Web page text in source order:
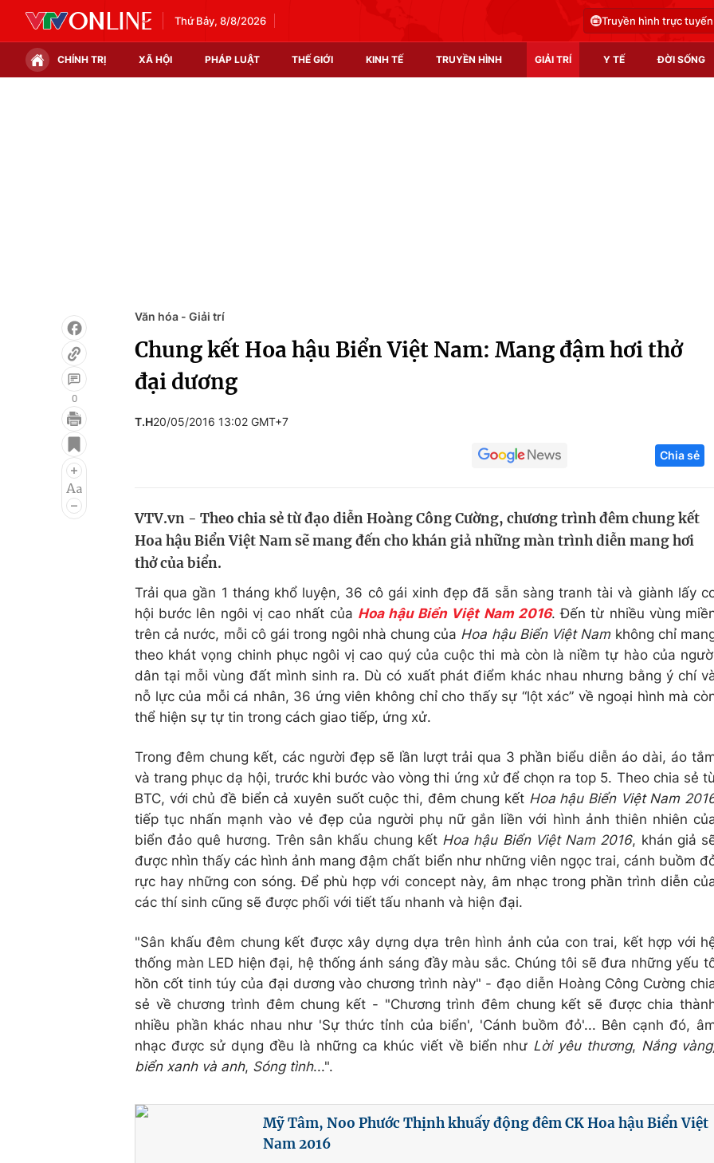
Thứ Bảy, 8/8/2026 Truyền hình trực tuyến
CHÍNH TRỊ XÃ HỘI PHÁP LUẬT THẾ GIỚI KINH TẾ TRUYỀN HÌNH GIẢI TRÍ Y TẾ ĐỜI SỐNG
Infographic
Điện ảnh
Âm nhạc
Chất lượng cuộc sống
Tuyển sinh
Hitech Công
Thị trường
0
Văn hóa - Giải trí
Chung kết Hoa hậu Biển Việt Nam: Mang đậm hơi thở
đại dương
T.H20/05/2016 13:02 GMT+7
Chia sẻ
VTV.vn - Theo chia sẻ từ đạo diễn Hoàng Công Cường, chương trình đêm chung kết
Hoa hậu Biển Việt Nam sẽ mang đến cho khán giả những màn trình diễn mang hơi
thở của biển.
Trải qua gần 1 tháng khổ luyện, 36 cô gái xinh đẹp đã sẵn sàng tranh tài và giành lấy
hội bước lên ngôi vị cao nhất của Hoa hậu Biển Việt Nam 2016. Đến từ nhiều vùng
trên cả nước, mỗi cô gái trong ngôi nhà chung của Hoa hậu Biển Việt Namkhông chỉ
theo khát vọng chinh phục ngôi vị cao quý của cuộc thi mà còn là niềm tự hào của
dân tại mỗi vùng đất mình sinh ra. Dù có xuất phát điểm khác nhau nhưng bằng ý chí
nỗ lực của mỗi cá nhân, 36 ứng viên không chỉ cho thấy sự “lột xác” về ngoại hình mà
thể hiện sự tự tin trong cách giao tiếp, ứng xử.
Trong đêm chung kết, các người đẹp sẽ lần lượt trải qua 3 phần biểu diễn áo dài, áo
và trang phục dạ hội, trước khi bước vào vòng thi ứng xử để chọn ra top 5. Theo chia sẻ
BTC, với chủ đề biển cả xuyên suốt cuộc thi, đêm chung kết Hoa hậu Biển Việt Nam
tiếp tục nhấn mạnh vào vẻ đẹp của người phụ nữ gắn liền với hình ảnh thiên nhiên
biển đảo quê hương. Trên sân khấu chung kết Hoa hậu Biển Việt Nam 2016, khán giả
được nhìn thấy các hình ảnh mang đậm chất biển như những viên ngọc trai, cánh buồm
rực hay những con sóng. Để phù hợp với concept này, âm nhạc trong phần trình diễn
các thí sinh cũng sẽ được phối với tiết tấu nhanh và hiện đại.
"Sân khấu đêm chung kết được xây dựng dựa trên hình ảnh của con trai, kết hợp với
thống màn LED hiện đại, hệ thống ánh sáng đầy màu sắc. Chúng tôi sẽ đưa những yếu
hồn cốt tinh túy của đại dương vào chương trình này" - đạo diễn Hoàng Công Cường
sẻ về chương trình đêm chung kết - "Chương trình đêm chung kết sẽ được chia
nhiều phần khác nhau như 'Sự thức tỉnh của biển', 'Cánh buồm đỏ'... Bên cạnh đó,
nhạc được sử dụng đều là những ca khúc viết về biển như Lời yêu thương, Nắng
biển xanh và anh, Sóng tình...".
Mỹ Tâm, Noo Phước Thịnh khuấy động đêm CK Hoa hậu Biển Việt
Nam 2016